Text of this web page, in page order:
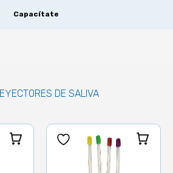
Capacítate
EYECTORES DE SALIVA